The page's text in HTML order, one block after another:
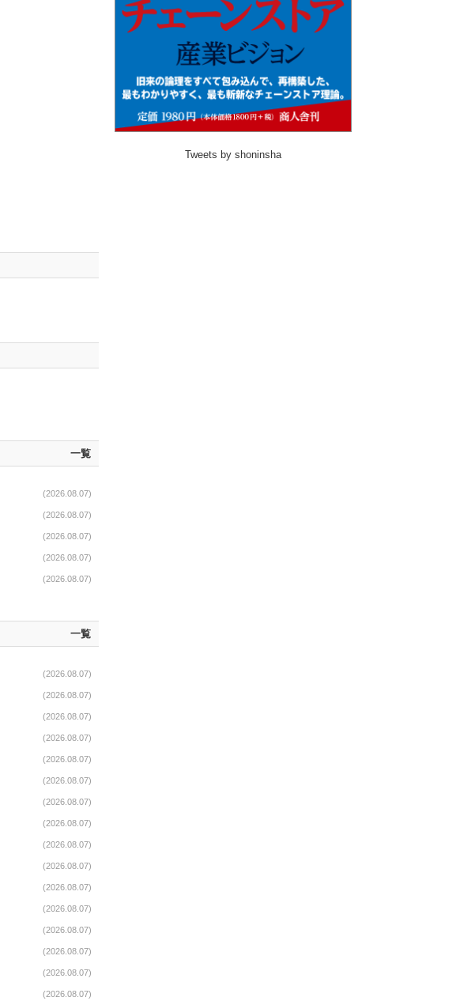
一覧
(2026.08.07)
(2026.08.07)
(2026.08.07)
(2026.08.07)
(2026.08.07)
一覧
(2026.08.07)
(2026.08.07)
(2026.08.07)
(2026.08.07)
(2026.08.07)
(2026.08.07)
(2026.08.07)
(2026.08.07)
(2026.08.07)
(2026.08.07)
(2026.08.07)
(2026.08.07)
(2026.08.07)
(2026.08.07)
(2026.08.07)
(2026.08.07)
Tweets by shoninsha